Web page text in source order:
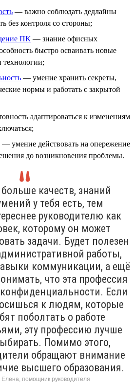
— важно соблюдать дедлайны
без контроля со стороны;
ПК — знание офисных
быстро осваивать новые
— умение хранить секреты,
нормы и работать с закрытой
адаптироваться к изменениям
— умение действовать на опережение
до возникновения проблемы.
качеств, знаний
у тебя есть, тем
руководителю как
которому он может
задачи. Будет полезен
работы,
коммуникации, а ещё
что эта профессия
конфиденциальности. Если
к людям, которые
поболтать о работе
эту профессию лучше
Помимо этого,
обращают внимание
высшего образования.
Елена, помощник руководителя